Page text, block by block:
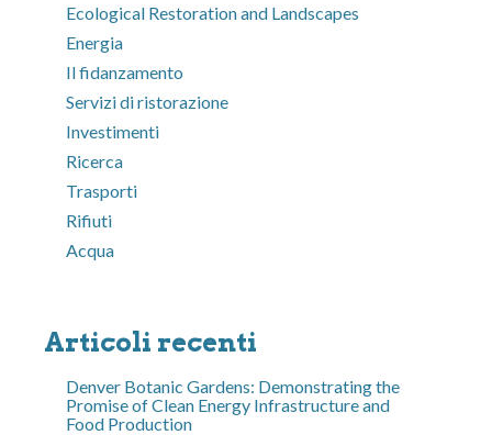
Ecological Restoration and Landscapes
Energia
Il fidanzamento
Servizi di ristorazione
Investimenti
Ricerca
Trasporti
Rifiuti
Acqua
Articoli recenti
Denver Botanic Gardens: Demonstrating the
Promise of Clean Energy Infrastructure and
Food Production